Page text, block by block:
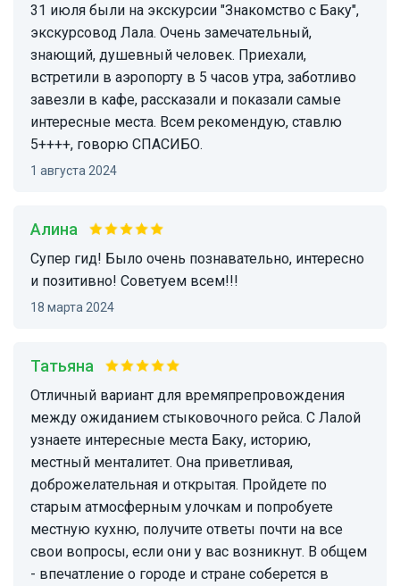
31 июля были на экскурсии "Знакомство с Баку",
экскурсовод Лала. Очень замечательный,
знающий, душевный человек. Приехали,
встретили в аэропорту в 5 часов утра, заботливо
завезли в кафе, рассказали и показали самые
интересные места. Всем рекомендую, ставлю
5++++, говорю СПАСИБО.
1 августа 2024
Алина
Супер гид! Было очень познавательно, интересно
и позитивно! Советуем всем!!!
18 марта 2024
Татьяна
Отличный вариант для времяпрепровождения
между ожиданием стыковочного рейса. С Лалой
узнаете интересные места Баку, историю,
местный менталитет. Она приветливая,
доброжелательная и открытая. Пройдете по
старым атмосферным улочкам и попробуете
местную кухню, получите ответы почти на все
свои вопросы, если они у вас возникнут. В общем
- впечатление о городе и стране соберется в